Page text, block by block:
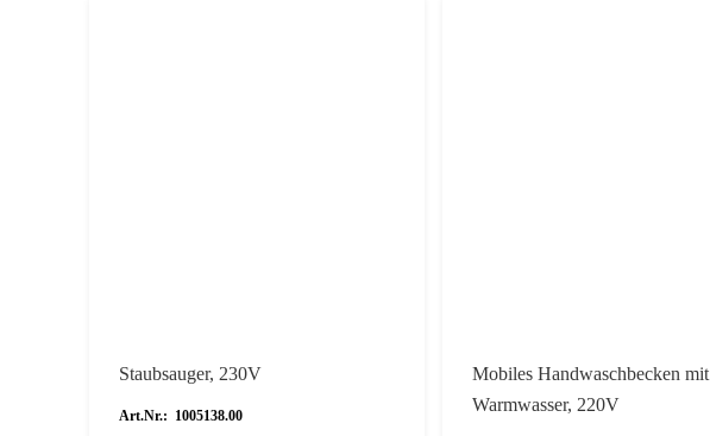
Staubsauger, 230V
Art.Nr.: 1005138.00
Mobiles Handwaschbecken mit
Warmwasser, 220V